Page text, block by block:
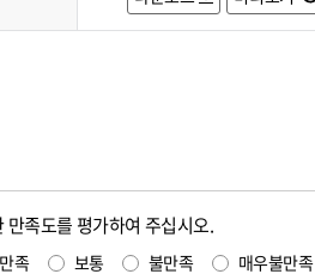
만족도를 평가하여 주십시오.
만족 보통 불만족 매우불만족